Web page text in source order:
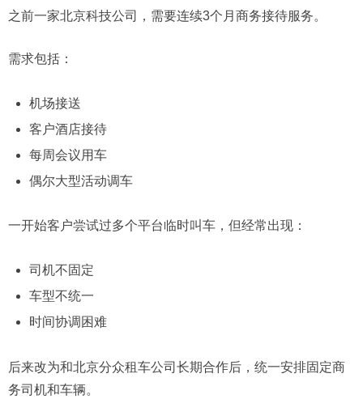
之前一家北京科技公司，需要连续3个月商务接待服务。
需求包括：
机场接送
客户酒店接待
每周会议用车
偶尔大型活动调车
一开始客户尝试过多个平台临时叫车，但经常出现：
司机不固定
车型不统一
时间协调困难
后来改为和北京分众租车公司长期合作后，统一安排固定商
务司机和车辆。